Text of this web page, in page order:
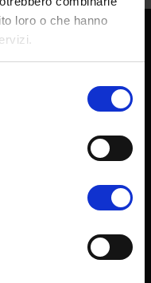
loro o che hanno